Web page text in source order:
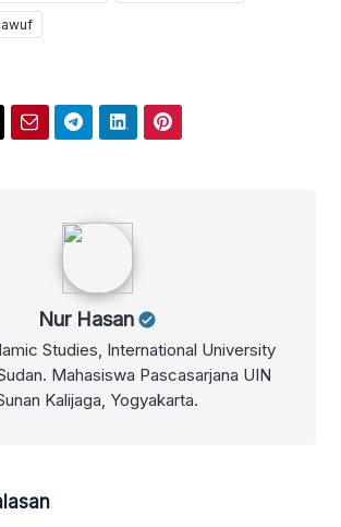
Nur Hasan
Studies, International University
Mahasiswa Pascasarjana UIN
Kalijaga, Yogyakarta.